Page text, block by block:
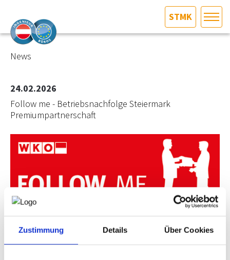
Zustimmung Details Über Cookies
STMK
DAS INGENIEURBÜRO
INTERESSEN­VERTRETUNG
KONTAKT
NEWS
News
24.02.2026
Follow me - Betriebsnachfolge Steiermark
Premiumpartnerschaft
Warum ist diese Partnerschaft wichtig?
Die Follow me-Partnerschaft unterstreicht die zentrale